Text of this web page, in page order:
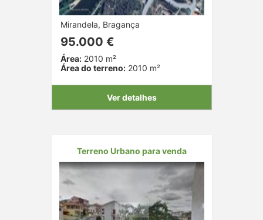
Mirandela, Bragança
95.000 €
Área:2010 m²
Área do terreno:2010 m²
Ver detalhes
Terreno Urbano para venda